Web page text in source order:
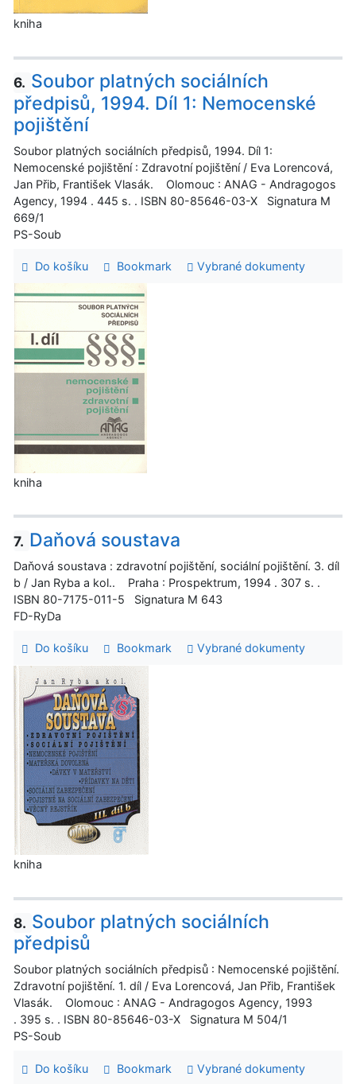
kniha
6. Soubor platných sociálních
předpisů, 1994. Díl 1: Nemocenské
pojištění
Soubor platných sociálních předpisů, 1994. Díl 1:
Nemocenské pojištění : Zdravotní pojištění / Eva Lorencová,
Jan Přib, František Vlasák. Olomouc : ANAG - Andragogos
Agency, 1994 . 445 s. . ISBN 80-85646-03-X Signatura M
669/1
PS-Soub
Do košíku Bookmark Vybrané dokumenty
kniha
7. Daňová soustava
Daňová soustava : zdravotní pojištění, sociální pojištění. 3. díl
b / Jan Ryba a kol.. Praha : Prospektrum, 1994 . 307 s. .
ISBN 80-7175-011-5 Signatura M 643
FD-RyDa
Do košíku Bookmark Vybrané dokumenty
kniha
8. Soubor platných sociálních
předpisů
Soubor platných sociálních předpisů : Nemocenské pojištění.
Zdravotní pojištění. 1. díl / Eva Lorencová, Jan Přib, František
Vlasák. Olomouc : ANAG - Andragogos Agency, 1993
. 395 s. . ISBN 80-85646-03-X Signatura M 504/1
PS-Soub
Do košíku Bookmark Vybrané dokumenty